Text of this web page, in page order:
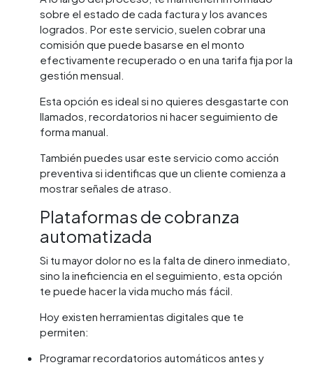
sobre el estado de cada factura y los avances
logrados. Por este servicio, suelen cobrar una
comisión que puede basarse en el monto
efectivamente recuperado o en una tarifa fija por la
gestión mensual.
Esta opción es ideal si no quieres desgastarte con
llamados, recordatorios ni hacer seguimiento de
forma manual.
También puedes usar este servicio como acción
preventiva si identificas que un cliente comienza a
mostrar señales de atraso.
Plataformas de cobranza
automatizada
Si tu mayor dolor no es la falta de dinero inmediato,
sino la ineficiencia en el seguimiento, esta opción
te puede hacer la vida mucho más fácil.
Hoy existen herramientas digitales que te
permiten:
Programar recordatorios automáticos antes y